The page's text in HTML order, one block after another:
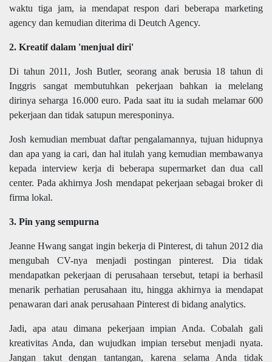
waktu tiga jam, ia mendapat respon dari beberapa marketing
agency dan kemudian diterima di Deutch Agency.
2. Kreatif dalam 'menjual diri'
Di tahun 2011, Josh Butler, seorang anak berusia 18 tahun di
Inggris sangat membutuhkan pekerjaan bahkan ia melelang
dirinya seharga 16.000 euro. Pada saat itu ia sudah melamar 600
pekerjaan dan tidak satupun meresponinya.
Josh kemudian membuat daftar pengalamannya, tujuan hidupnya
dan apa yang ia cari, dan hal itulah yang kemudian membawanya
kepada interview kerja di beberapa supermarket dan dua call
center. Pada akhirnya Josh mendapat pekerjaan sebagai broker di
firma lokal.
3. Pin yang sempurna
Jeanne Hwang sangat ingin bekerja di Pinterest, di tahun 2012 dia
mengubah CV-nya menjadi postingan pinterest. Dia tidak
mendapatkan pekerjaan di perusahaan tersebut, tetapi ia berhasil
menarik perhatian perusahaan itu, hingga akhirnya ia mendapat
penawaran dari anak perusahaan Pinterest di bidang analytics.
Jadi, apa atau dimana pekerjaan impian Anda. Cobalah gali
kreativitas Anda, dan wujudkan impian tersebut menjadi nyata.
Jangan takut dengan tantangan, karena selama Anda tidak